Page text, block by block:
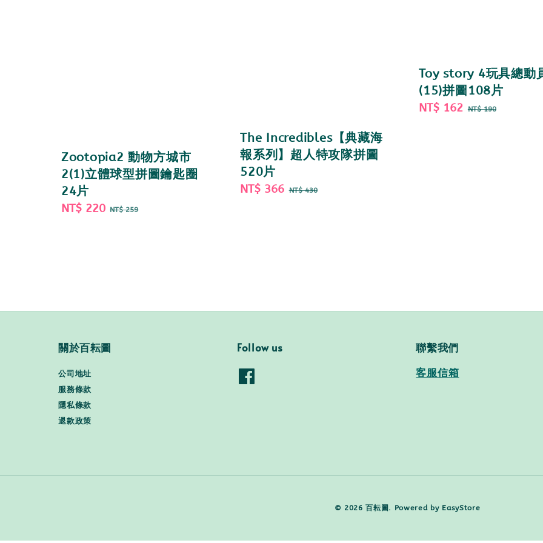
Zootopia2 動物方城市
2(1)立體球型拼圖鑰匙圈
24片
Sale
NT$ 220 Regular
NT$ 259
The Incredibles【典藏海
報系列】超人特攻隊拼圖
520片
Sale
NT$ 366 Regular
NT$ 430
Toy story 4玩具總動
(15)拼圖108片
Sale
NT$ 162 Regular
NT$ 190
關於百耘圖
公司地址
服務條款
隱私條款
退款政策
Follow us 聯繫我們
客服信箱
© 2026 百耘圖. Powered by EasyStore